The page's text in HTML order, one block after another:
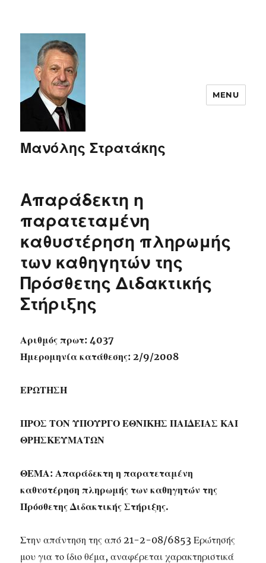
Μανόλης Στρατάκης
MENU
Απαράδεκτη η
παρατεταμένη
καθυστέρηση πληρωμής
των καθηγητών της
Πρόσθετης Διδακτικής
Στήριξης
Αριθμός πρωτ: 4037
Ημερομηνία κατάθεσης: 2/9/2008
ΕΡΩΤΗΣΗ
ΠΡΟΣ ΤΟΝ ΥΠΟΥΡΓΟ ΕΘΝΙΚΗΣ ΠΑΙΔΕΙΑΣ ΚΑΙ
ΘΡΗΣΚΕΥΜΑΤΩΝ
ΘΕΜΑ: Απαράδεκτη η παρατεταμένη
καθυστέρηση πληρωμής των καθηγητών της
Πρόσθετης Διδακτικής Στήριξης.
Στην απάντηση της από 21-2-08/6853 Ερώτησής
μου για το ίδιο θέμα, αναφέρεται χαρακτηριστικά